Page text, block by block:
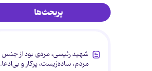
پربحث‌ها
شهید رئیسی، مردی بود از جنس
مردم، ساده‌زیست، پرکار و بی‌ادعا.